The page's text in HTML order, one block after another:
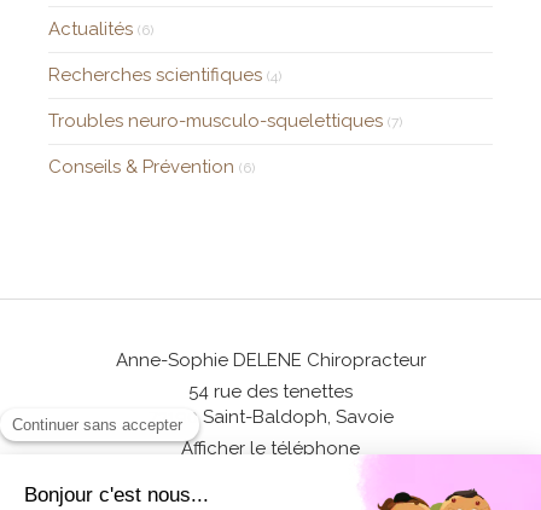
Actualités (6)
Recherches scientifiques (4)
Troubles neuro-musculo-squelettiques (7)
Conseils & Prévention (6)
Anne-Sophie DELENE Chiropracteur
54 rue des tenettes
73190 Saint-Baldoph, Savoie
Afficher le téléphone
©2017 Anne-Sophie Delene - Chiropracteur Saint-Baldoph, Savoie -